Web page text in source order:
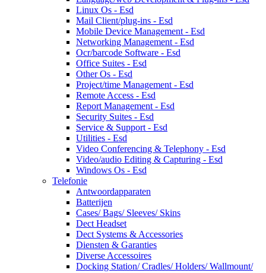
Linux Os - Esd
Mail Client/plug-ins - Esd
Mobile Device Management - Esd
Networking Management - Esd
Ocr/barcode Software - Esd
Office Suites - Esd
Other Os - Esd
Project/time Management - Esd
Remote Access - Esd
Report Management - Esd
Security Suites - Esd
Service & Support - Esd
Utilities - Esd
Video Conferencing & Telephony - Esd
Video/audio Editing & Capturing - Esd
Windows Os - Esd
Telefonie
Antwoordapparaten
Batterijen
Cases/ Bags/ Sleeves/ Skins
Dect Headset
Dect Systems & Accessories
Diensten & Garanties
Diverse Accessoires
Docking Station/ Cradles/ Holders/ Wallmount/